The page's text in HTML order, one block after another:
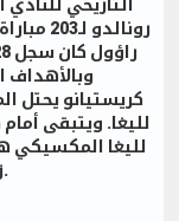
وبالأهداف
كريستيانو يحتل
لليغا. ويتبقى
زارا (251) والأرجنتيني ليونيل ميسي (281).